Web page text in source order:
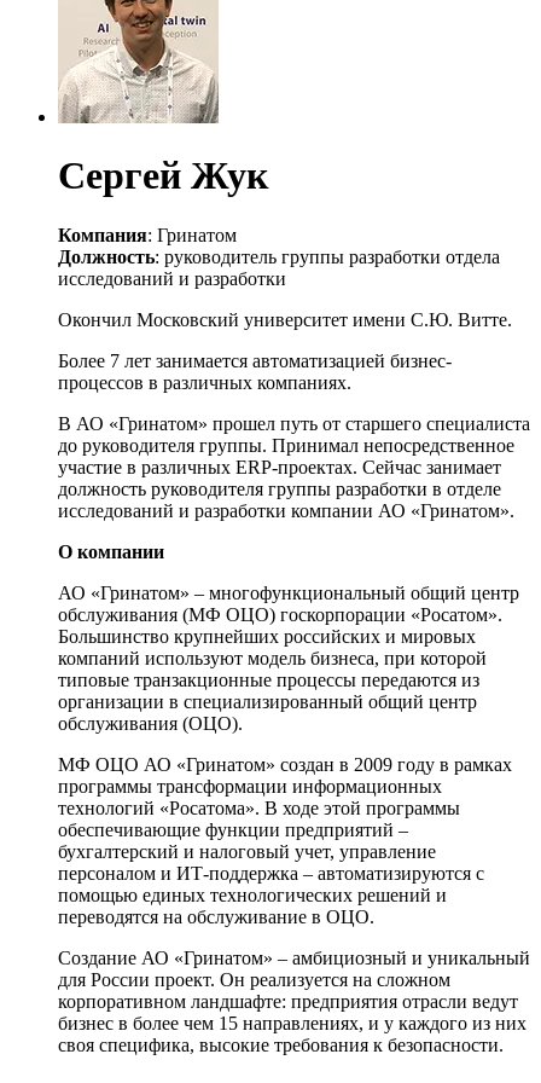
Сергей Жук
Компания: Гринатом
Должность: руководитель группы разработки отдела
исследований и разработки
Окончил Московский университет имени С.Ю. Витте.
Более 7 лет занимается автоматизацией бизнес-
процессов в различных компаниях.
В АО «Гринатом» прошел путь от старшего специалиста
до руководителя группы. Принимал непосредственное
участие в различных ERP-проектах. Сейчас занимает
должность руководителя группы разработки в отделе
исследований и разработки компании АО «Гринатом».
О компании
АО «Гринатом» – многофункциональный общий центр
обслуживания (МФ ОЦО) госкорпорации «Росатом».
Большинство крупнейших российских и мировых
компаний используют модель бизнеса, при которой
типовые транзакционные процессы передаются из
организации в специализированный общий центр
обслуживания (ОЦО).
МФ ОЦО АО «Гринатом» создан в 2009 году в рамках
программы трансформации информационных
технологий «Росатома». В ходе этой программы
обеспечивающие функции предприятий –
бухгалтерский и налоговый учет, управление
персоналом и ИТ-поддержка – автоматизируются с
помощью единых технологических решений и
переводятся на обслуживание в ОЦО.
Создание АО «Гринатом» – амбициозный и уникальный
для России проект. Он реализуется на сложном
корпоративном ландшафте: предприятия отрасли ведут
бизнес в более чем 15 направлениях, и у каждого из них
своя специфика, высокие требования к безопасности.